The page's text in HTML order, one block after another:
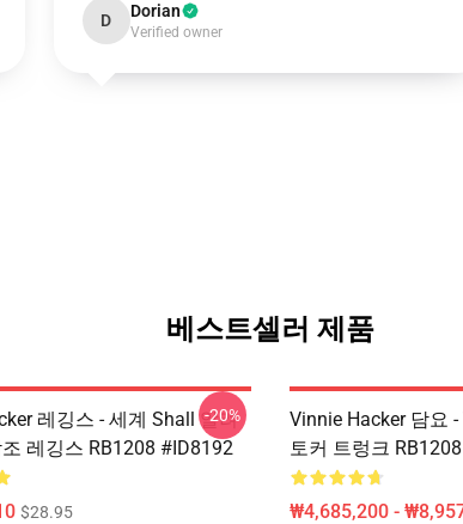
D Dorian
Verified owner
베스트셀러 제품
레깅스 - 세계 Shall 알려
레깅스 RB1208 #ID8192
$28.95
-20%
Vinnie Hacker 담요
토커 트렁크
₩4,685,200 -